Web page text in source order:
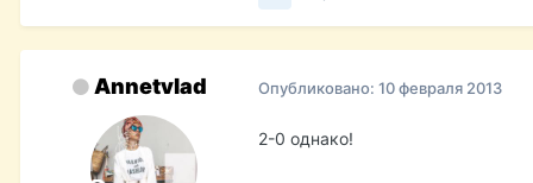
Annetvlad Опубликовано: 10 февраля 2013
2-0 однако!